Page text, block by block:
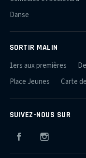
Danse
SORTIR MALIN
1ers aux premières
Place Jeunes
Carte
SUIVEZ-NOUS SUR
Facebook